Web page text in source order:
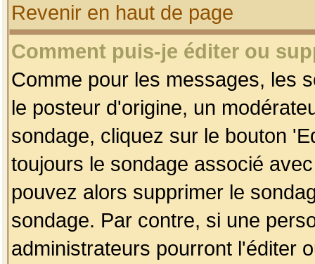
Revenir en haut de page
Comment puis-je éditer ou
Comme pour les messages, les
le posteur d'origine, un
sondage, cliquez sur le bouton
toujours le sondage associé
pouvez alors supprimer le
sondage. Par contre, si une
administrateurs pourront l'éditer